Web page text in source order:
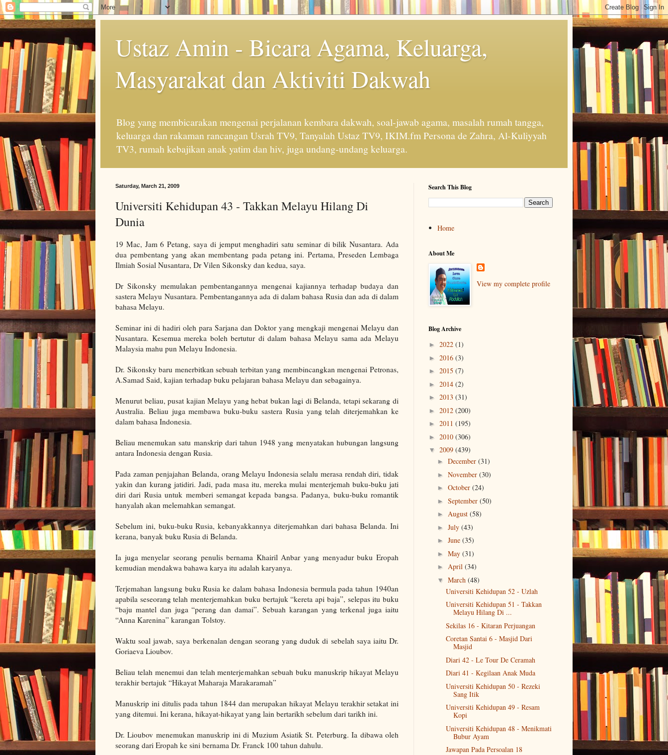
Ustaz Amin - Bicara Agama, Keluarga,
Masyarakat dan Aktiviti Dakwah
Blog yang membicarakan mengenai perjalanan kembara dakwah, soal-jawab agama, masalah rumah tangga,
keluarga dan rakaman rancangan Usrah TV9, Tanyalah Ustaz TV9, IKIM.fm Persona de Zahra, Al-Kuliyyah
TV3, rumah kebajikan anak yatim dan hiv, juga undang-undang keluarga.
Saturday, March 21, 2009
Universiti Kehidupan 43 - Takkan Melayu Hilang Di
Dunia
19 Mac, Jam 6 Petang, saya di jemput menghadiri satu seminar di bilik Nusantara. Ada
dua pembentang yang akan membentang pada petang ini. Pertama, Preseden Lembaga
Ilmiah Sosial Nusantara, Dr Vilen Sikonsky dan kedua, saya.
Dr Sikonsky memulakan pembentangannya mengenai kajiannya terhadap budaya dan
sastera Melayu Nusantara. Pembentangannya ada di dalam bahasa Rusia dan ada di dalam
bahasa Melayu.
Seminar ini di hadiri oleh para Sarjana dan Doktor yang mengkaji mengenai Melayu dan
Nusantara. Kesemua mereka boleh bertutur di dalam bahasa Melayu sama ada Melayu
Malaysia mahu pun Melayu Indonesia.
Dr. Sikonsky baru menerbitkan sebuah terbitan yang membincangkan mengenai Petronas,
A.Samad Said, kajian terhadap buku pelajaran bahasa Melayu dan sebagainya.
Menurut beliau, pusat kajian Melayu yang hebat bukan lagi di Belanda, tetapi sekarang di
Australia. Beliau juga membawa buku-buku sastera Rusia yang telah diterjemahkan ke
dalam bahasa Indonesia.
Beliau menemukan satu manskrip dari tahun 1948 yang menyatakan hubungan langsung
antara Indonesia dengan Rusia.
Pada zaman penjajahan Belanda, orang Melayu Indonesia selalu merasa rendah diri, tidak
yakin dan kurang jatidiri. Jadi, pada masa itu, mereka mulai menterjemah buku-buku jati
diri dari Rusia untuk memberi semangat kepada bangsa. Padanya, buku-buku romantik
hanyalah akan melemahkan semangat.
Sebelum ini, buku-buku Rusia, kebanyakkannya diterjemahkan dari bahasa Belanda. Ini
kerana, banyak buku Rusia di Belanda.
Ia juga menyelar seorang penulis bernama Khairil Anbar yang menyadur buku Eropah
kemudian mendakwa bahawa karya itu adalah karyanya.
Terjemahan langsung buku Rusia ke dalam bahasa Indonesia bermula pada tahun 1940an
apabila seseorang telah menterjemahkan buku bertajuk “kereta api baja”, selepas itu buku
“baju mantel dan juga “perang dan damai”. Sebuah karangan yang terkenal juga iaitu
“Anna Karenina” karangan Tolstoy.
Waktu soal jawab, saya berkenalan dengan seorang yang duduk di sebelah saya iaitu Dr.
Goriaeva Lioubov.
Beliau telah menemui dan telah menterjemahkan sebuah buku manuskrip hikayat Melayu
terakhir bertajuk “Hikayat Maharaja Marakaramah”
Manuskrip ini ditulis pada tahun 1844 dan merupakan hikayat Melayu terakhir setakat ini
yang ditemui. Ini kerana, hikayat-hikayat yang lain bertarikh sebelum dari tarikh ini.
Dr. Lioubov menemukan manuskrip ini di Muzium Asiatik St. Peterburg. Ia dibawa oleh
seorang dari Eropah ke sini bernama Dr. Franck 100 tahun dahulu.
Search This Blog
Home
About Me
View my complete profile
Blog Archive
► 2022 (1)
► 2016 (3)
► 2015 (7)
► 2014 (2)
► 2013 (31)
► 2012 (200)
► 2011 (195)
► 2010 (306)
▼ 2009 (439)
► December (31)
► November (30)
► October (24)
► September (50)
► August (58)
► July (43)
► June (35)
► May (31)
► April (34)
▼ March (48)
Universiti Kehidupan 52 - Uzlah
Universiti Kehidupan 51 - Takkan
Melayu Hilang Di ...
Sekilas 16 - Kitaran Perjuangan
Coretan Santai 6 - Masjid Dari
Masjid
Diari 42 - Le Tour De Ceramah
Diari 41 - Kegilaan Anak Muda
Universiti Kehidupan 50 - Rezeki
Sang Itik
Universiti Kehidupan 49 - Resam
Kopi
Universiti Kehidupan 48 - Menikmati
Bubur Ayam
Jawapan Pada Persoalan 18